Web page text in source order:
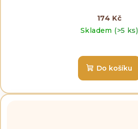
174 Kč
Skladem (>5 ks)
Do košíku